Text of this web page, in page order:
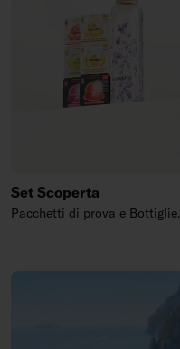
Set Scoperta
Pacchetti di prova e Bottiglie.